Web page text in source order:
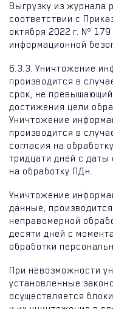
Выгрузку из журнала
соответствии с
октября 2022 г. №
информационной
6.3.3. Уничтожение
производится в
срок, не
достижения цели
Уничтожение
производится в
согласия на
тридцати дней с даты
на обработку ПДн.
Уничтожение
данные,
неправомерной
десяти дней с
обработки
При невозможности
установленные
осуществляется